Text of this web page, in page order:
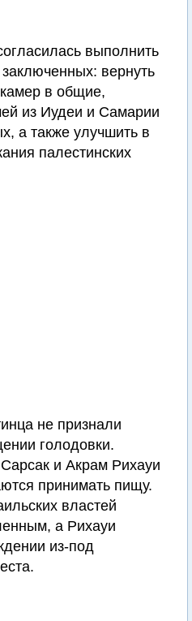
выполнить
вернуть
в общие,
из Иудеи и Самарии
а также улучшить в
палестинских
не признали
голодовки.
и Акрам Рихауи
принимать пищу.
властей
а Рихауи
из-под